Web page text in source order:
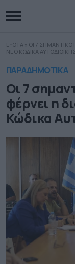
E-OTA » ΟΙ 7
ΝΕΟ ΚΩΔΙΚΑ
ΠΑΡΑΔΗΜΟΤΙΚΑ
Οι 7
φέρνει η
Κώδικα